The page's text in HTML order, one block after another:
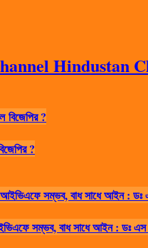
Hindustan
?
সম্ভব, বাধ সাধে আইন : ডঃ